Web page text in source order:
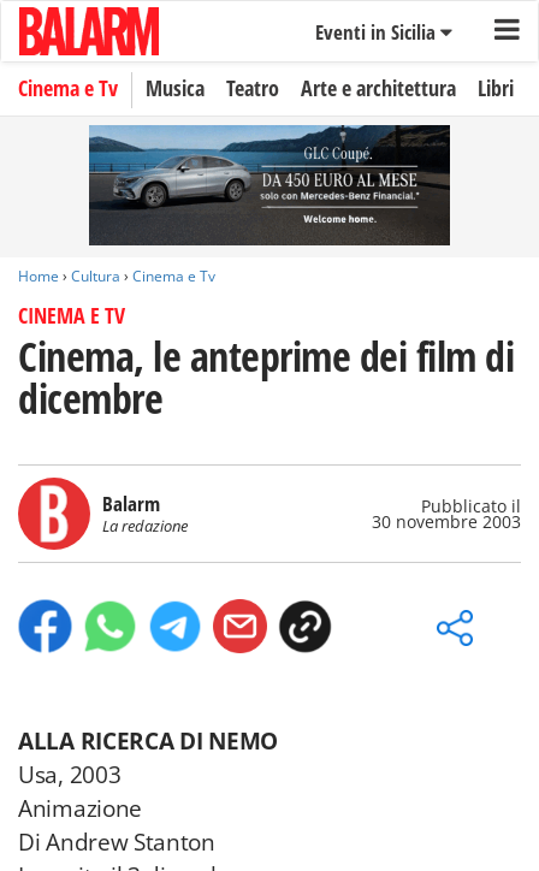
Eventi in Sicilia
Cinema e Tv Musica Teatro Arte e architettura Libri
Home › Cultura › Cinema e Tv
CINEMA E TV
Cinema, le anteprime dei film di
dicembre
Balarm
La redazione
Pubblicato il
30 novembre 2003
ALLA RICERCA DI NEMO
Usa, 2003
Animazione
Di Andrew Stanton